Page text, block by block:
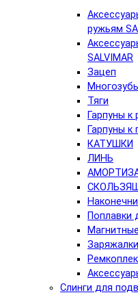
ружьям
SALVIMAR
Зацеп
Тяги
Гарпуны к
Гарпуны к
КАТУШКИ
ЛИНЬ
Поплавки
Заряжалки
Слинги для